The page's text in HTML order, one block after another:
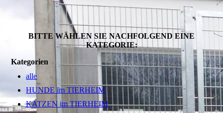
BITTE WÄHLEN SIE NACHFOLGEND EINE
KATEGORIE:
Kategorien
alle
HUNDE im TIERHEIM
KATZEN im TIERHEIM